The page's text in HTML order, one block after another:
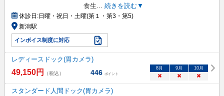
食生
続きを読む▼
休診日:日曜・祝日・土曜(第１・第3・第5)
新潟駅
インボイス制度に対応
レディースドック(胃カメラ)
49,150円 （税込） 446 ポイント
8 月 9 月 10月
× × ×
スタンダード人間ドック(胃カメラ)